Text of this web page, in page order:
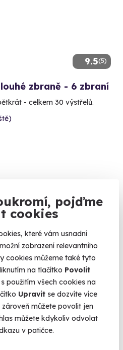
pojďme
cookies
které vám usnadní
zobrazení relevantního
cookies můžeme také tyto
na tlačítko Povolit
použitím všech cookies na
Upravit se dozvíte více
můžete povolit jen
můžete kdykoliv odvolat
v patičce.
9.5(5)
zbraně - 6 zbraní
- celkem 30 výstřelů.
9.6
- 9 zbraní